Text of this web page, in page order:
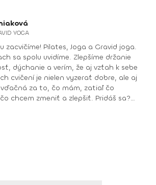
YOGA
Joga a Gravid joga.
sa spolu uvidíme. Zlepšíme držanie
dýchanie a verím, že aj vzťah k sebe
cvičení je nielen vyzerať dobre, ale aj
za to, čo mám, zatiaľ čo
zmeniť a zlepšiť. Pridáš sa?
online lekciách vo Fitshakeri, aj vo
Taktiež osobne na mojich hodinách v
(FACE CZECH academy), Brno, 2013 •